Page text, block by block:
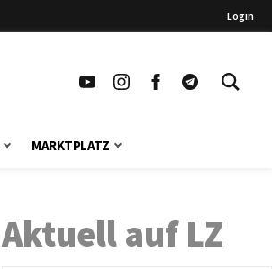
Login
MARKTPLATZ
Aktuell auf LZ